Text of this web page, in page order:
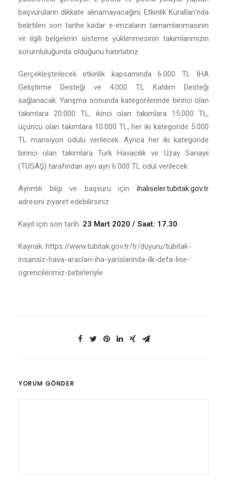
başvuruların dikkate alınamayacağını; Etkinlik Kuralları’nda
belirtilen son tarihe kadar e-imzaların tamamlanmasının
ve ilgili belgelerin sisteme yüklenmesinin takımlarımızın
sorumluluğunda olduğunu hatırlatırız.
Gerçekleştirilecek etkinlik kapsamında 6.000 TL İHA
Geliştirme Desteği ve 4.000 TL Katılım Desteği
sağlanacak. Yarışma sonunda kategorilerinde birinci olan
takımlara 20.000 TL, ikinci olan takımlara 15.000 TL,
üçüncü olan takımlara 10.000 TL, her iki kategoride 5.000
TL mansiyon ödülü verilecek. Ayrıca her iki kategoride
birinci olan takımlara Türk Havacılık ve Uzay Sanayii
(TUSAŞ) tarafından ayrı ayrı 6.000 TL ödül verilecek.
Ayrıntılı bilgi ve başvuru için ihaliseler.tubitak.gov.tr
adresini ziyaret edebilirsiniz.
Kayıt için son tarih: 23 Mart 2020 / Saat: 17.30
Kaynak: https://www.tubitak.gov.tr/tr/duyuru/tubitak-
insansiz-hava-araclari-iha-yarislarinda-ilk-defa-lise-
ogrencilerimiz-birbirleriyle
YORUM GÖNDER